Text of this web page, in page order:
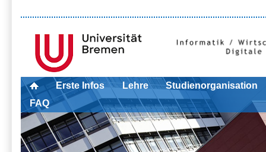
Erste Infos Lehre
Studienorganisation
FAQ